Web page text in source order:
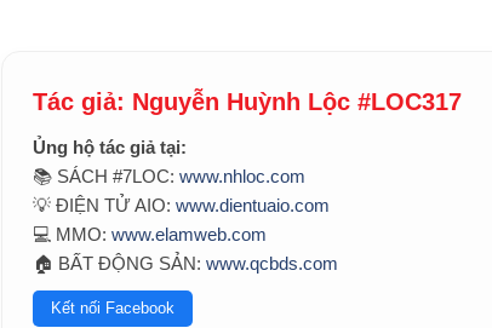
Tác giả: Nguyễn Huỳnh Lộc #LOC317
Ủng hộ tác giả tại:
📚 SÁCH #7LOC: www.nhloc.com
💡 ĐIỆN TỬ AIO: www.dientuaio.com
💻 MMO: www.elamweb.com
🏠 BẤT ĐỘNG SẢN: www.qcbds.com
Kết nối Facebook